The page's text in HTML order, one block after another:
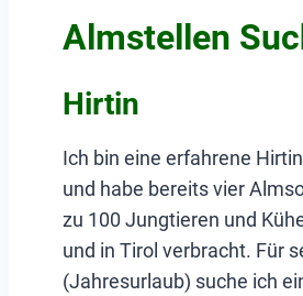
Almstellen
Hirtin
Ich bin eine erfahrene
und habe bereits vier
zu 100 Jungtieren und
und in Tirol verbracht. Für
(Jahresurlaub) suche ich